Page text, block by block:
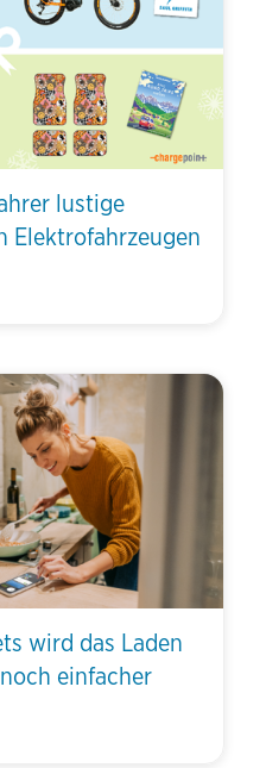
lustige
Elektrofahrzeugen
wird das Laden
einfacher